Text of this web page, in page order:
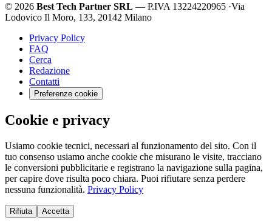
© 2026 Best Tech Partner SRL — P.IVA 13224220965 ·Via
Lodovico Il Moro, 133, 20142 Milano
Privacy Policy
FAQ
Cerca
Redazione
Contatti
Preferenze cookie
Cookie e privacy
Usiamo cookie tecnici, necessari al funzionamento del sito. Con il
tuo consenso usiamo anche cookie che misurano le visite, tracciano
le conversioni pubblicitarie e registrano la navigazione sulla pagina,
per capire dove risulta poco chiara. Puoi rifiutare senza perdere
nessuna funzionalità. Privacy Policy
Rifiuta Accetta